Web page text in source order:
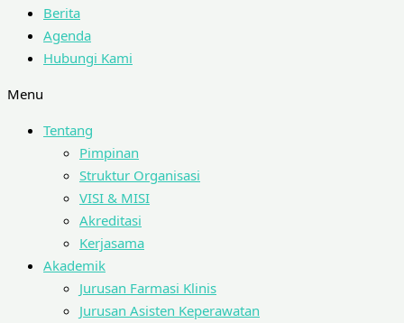
Berita
Agenda
Hubungi Kami
Menu
Tentang
Pimpinan
Struktur Organisasi
VISI & MISI
Akreditasi
Kerjasama
Akademik
Jurusan Farmasi Klinis
Jurusan Asisten Keperawatan